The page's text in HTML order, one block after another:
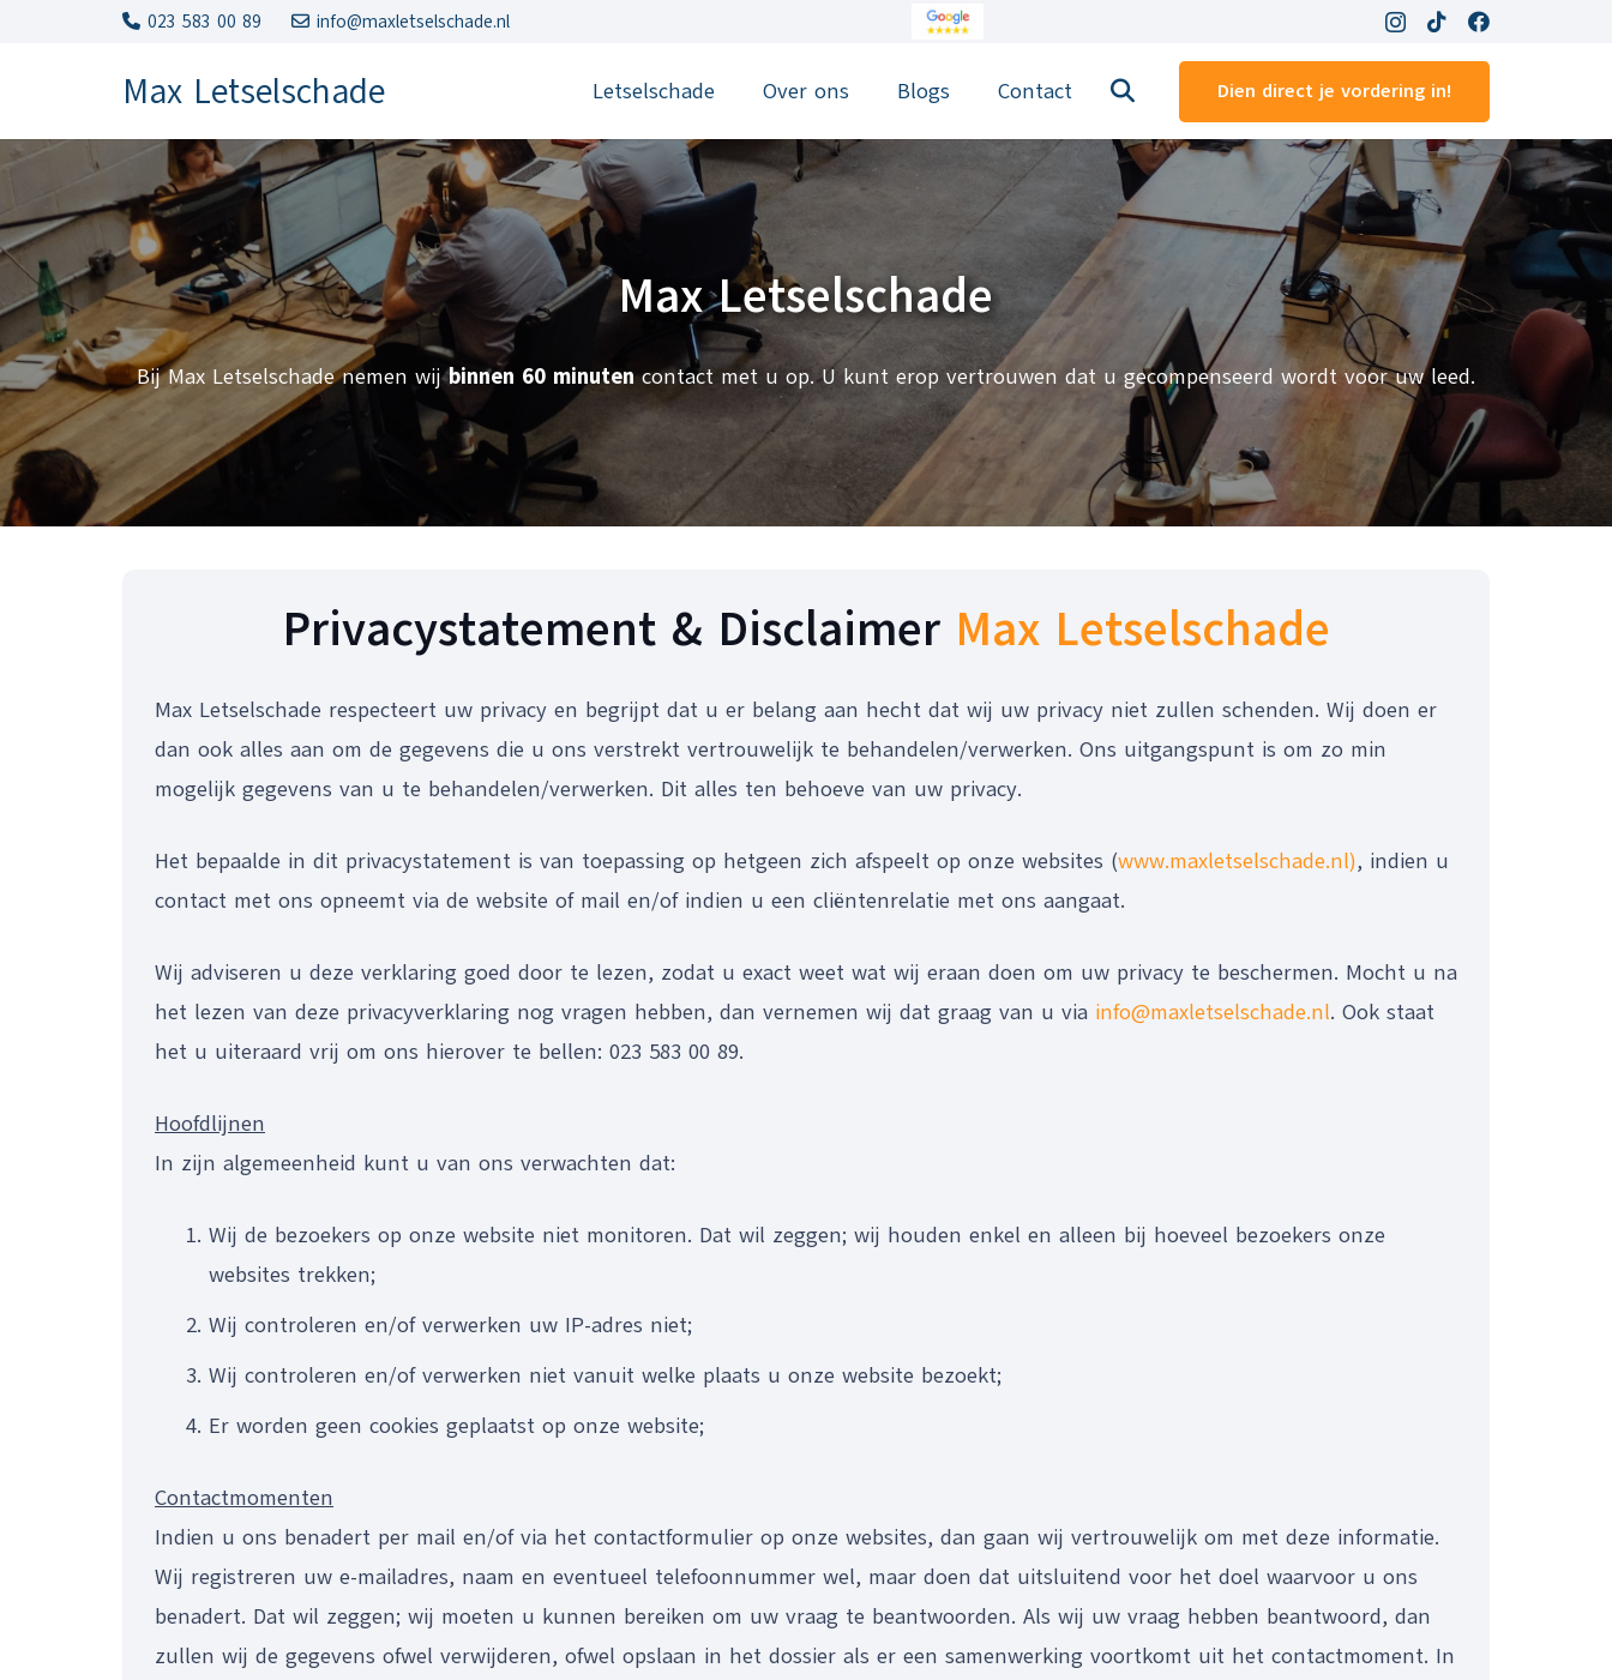
023 583 00 89 info@maxletselschade.nl
Max Letselschade Letselschade Over ons Blogs Contact Dien direct je vordering in!
Max Letselschade
Bij Max Letselschade nemen wijbinnen 60 minutencontact met u op. U kunt erop vertrouwen dat u gecompenseerd wordt voor uw leed.
Privacystatement & Disclaimer Max Letselschade
Max Letselschade respecteert uw privacy en begrijpt dat u er belang aan hecht dat wij uw privacy niet zullen schenden. Wij doen er
dan ook alles aan om de gegevens die u ons verstrekt vertrouwelijk te behandelen/verwerken. Ons uitgangspunt is om zo min
mogelijk gegevens van u te behandelen/verwerken. Dit alles ten behoeve van uw privacy.
Het bepaalde in dit privacystatement is van toepassing op hetgeen zich afspeelt op onze websites (www.maxletselschade.nl), indien u
contact met ons opneemt via de website of mail en/of indien u een cliëntenrelatie met ons aangaat.
Wij adviseren u deze verklaring goed door te lezen, zodat u exact weet wat wij eraan doen om uw privacy te beschermen. Mocht u na
het lezen van deze privacyverklaring nog vragen hebben, dan vernemen wij dat graag van u via info@maxletselschade.nl. Ook staat
het u uiteraard vrij om ons hierover te bellen: 023 583 00 89.
Hoofdlijnen
In zijn algemeenheid kunt u van ons verwachten dat:
Wij de bezoekers op onze website niet monitoren. Dat wil zeggen; wij houden enkel en alleen bij hoeveel bezoekers onze
websites trekken;
Wij controleren en/of verwerken uw IP-adres niet;
Wij controleren en/of verwerken niet vanuit welke plaats u onze website bezoekt;
Er worden geen cookies geplaatst op onze website;
Contactmomenten
Indien u ons benadert per mail en/of via het contactformulier op onze websites, dan gaan wij vertrouwelijk om met deze informatie.
Wij registreren uw e-mailadres, naam en eventueel telefoonnummer wel, maar doen dat uitsluitend voor het doel waarvoor u ons
benadert. Dat wil zeggen; wij moeten u kunnen bereiken om uw vraag te beantwoorden. Als wij uw vraag hebben beantwoord, dan
zullen wij de gegevens ofwel verwijderen, ofwel opslaan in het dossier als er een samenwerking voortkomt uit het contactmoment. In